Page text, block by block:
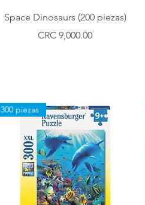
Vista rápida
Space Dinosaurs (200 piezas)
Precio
CRC 9,000.00
300 piezas